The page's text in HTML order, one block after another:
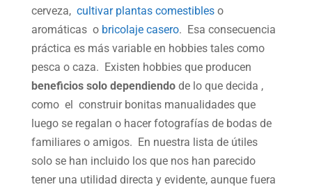
cerveza, cultivar plantas comestibleso
aromáticas o bricolaje casero. Esa consecuencia
práctica es más variable en hobbies tales como
pesca o caza. Existen hobbies que producen
beneficios solo dependiendode lo que decida ,
como el construir bonitas manualidades que
luego se regalan o hacer fotografías de bodas de
familiares o amigos. En nuestra lista de útiles
solo se han incluido los que nos han parecido
tener una utilidad directa y evidente, aunque fuera